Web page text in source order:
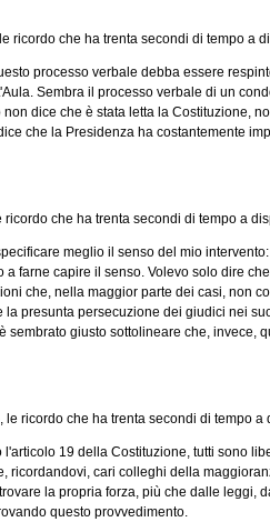
ricordo che ha trenta secondi di tempo a
processo verbale debba essere
Sembra il processo verbale di un
dice che è stata letta la Costituzione,
che la Presidenza ha costantemente
ricordo che ha trenta secondi di tempo a
meglio il senso del mio
farne capire il senso. Volevo solo dire
che, nella maggior parte dei casi, non
presunta persecuzione dei giudici nei
sembrato giusto sottolineare che, invece,
le ricordo che ha trenta secondi di tempo a
l'articolo 19 della Costituzione, tutti sono
ricordandovi, cari colleghi della
la propria forza, più che dalle leggi,
questo provvedimento.